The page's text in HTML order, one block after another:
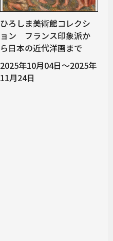
ひろしま美術館コレクシ
ョン フランス印象派か
ら日本の近代洋画まで
2025年10月04日～2025年
11月24日